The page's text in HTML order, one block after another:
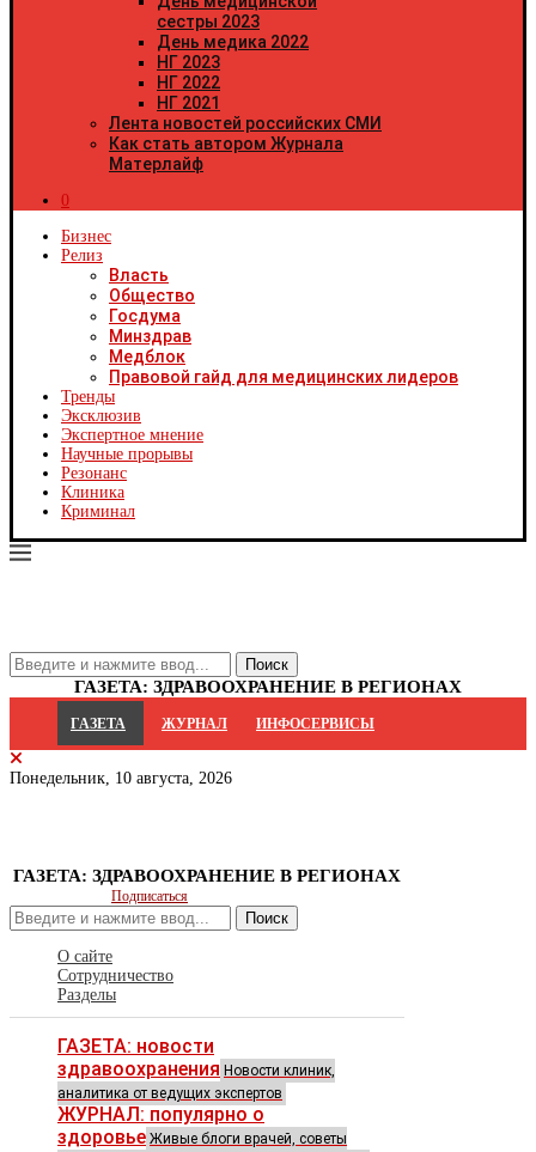
сестры 2023
День медика 2022
НГ 2023
НГ 2022
НГ 2021
Лента новостей российских СМИ
Как стать автором Журнала
Матерлайф
0
Бизнес
Релиз
Власть
Общество
Госдума
Минздрав
Медблок
Правовой гайд для медицинских лидеров
Тренды
Эксклюзив
Экспертное мнение
Научные прорывы
Резонанс
Клиника
Криминал
ГАЗЕТА: ЗДРАВООХРАНЕНИЕ В РЕГИОНАХ
ГАЗЕТА ЖУРНАЛ ИНФОСЕРВИСЫ
Понедельник, 10 августа, 2026
ГАЗЕТА: ЗДРАВООХРАНЕНИЕ В РЕГИОНАХ
Подписаться
Поиск
О сайте
Сотрудничество
Разделы
ГАЗЕТА: новости
здравоохранения Новости клиник,
аналитика от ведущих экспертов
ЖУРНАЛ: популярно о
здоровье Живые блоги врачей, советы
Республика Хакасия
Ханты-Мансийский автономный округ - Югра
Челябинская область
Чеченская республика
Чувашская республика
Чукотский автономный округ
Ямало-Ненецкий автономный округ
Ярославская область
Республика Крым
Севастополь